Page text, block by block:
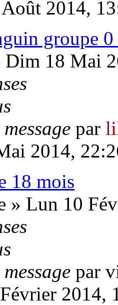
2014,
groupe
Dim 18 Mai
par
2014,
18 mois
» Lun 10
par
2014,